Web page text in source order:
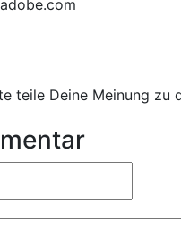
teile Deine Meinung zu